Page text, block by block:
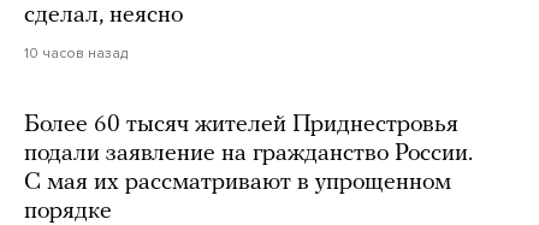
сделал, неясно
10 часов назад
Более 60 тысяч жителей Приднестровья
подали заявление на гражданство России.
С мая их рассматривают в упрощенном
порядке